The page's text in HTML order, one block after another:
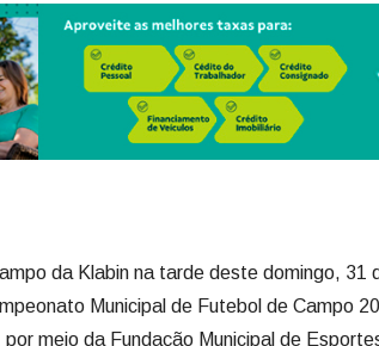
da Klabin na tarde deste domingo, 31
Municipal de Futebol de Campo
meio da Fundação Municipal de